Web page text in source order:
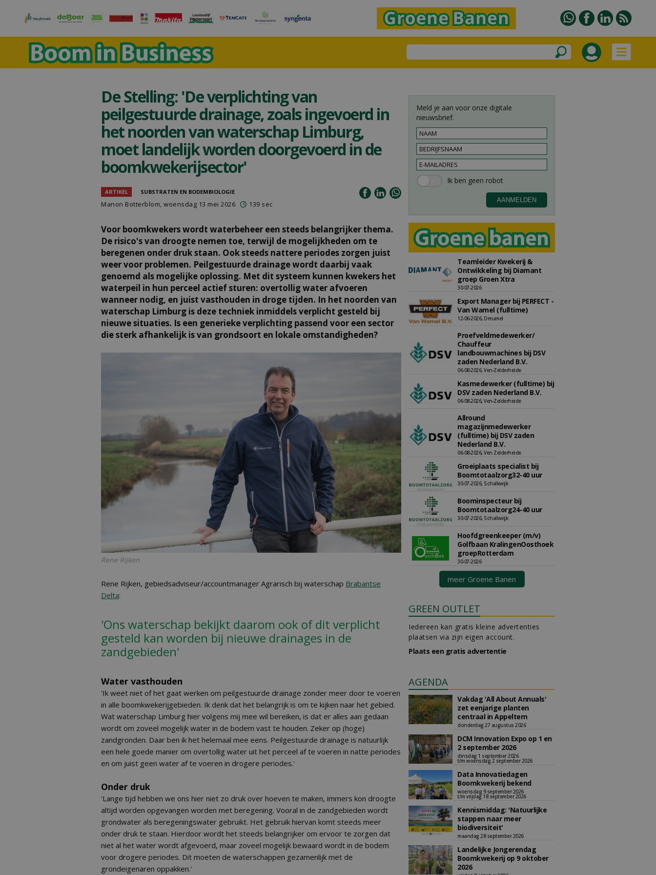
De Stelling: 'De verplichting van
peilgestuurde drainage, zoals ingevoerd in
het noorden van waterschap Limburg,
moet landelijk worden doorgevoerd in de
boomkwekerijsector'
ARTIKEL SUBSTRATEN EN BODEMBIOLOGIE
Manon Botterblom, woensdag 13 mei 2026 139 sec
Voor boomkwekers wordt waterbeheer een steeds belangrijker thema.
De risico's van droogte nemen toe, terwijl de mogelijkheden om te
beregenen onder druk staan. Ook steeds nattere periodes zorgen juist
weer voor problemen. Peilgestuurde drainage wordt daarbij vaak
genoemd als mogelijke oplossing. Met dit systeem kunnen kwekers het
waterpeil in hun perceel actief sturen: overtollig water afvoeren
wanneer nodig, en juist vasthouden in droge tijden. In het noorden van
waterschap Limburg is deze techniek inmiddels verplicht gesteld bij
nieuwe situaties. Is een generieke verplichting passend voor een sector
die sterk afhankelijk is van grondsoort en lokale omstandigheden?
Rene Rijken
Rene Rijken, gebiedsadviseur/accountmanager Agrarisch bij waterschap Brabantse
Delta:
'Ons waterschap bekijkt daarom ook of dit verplicht
gesteld kan worden bij nieuwe drainages in de
zandgebieden'
Water vasthouden
'Ik weet niet of het gaat werken om peilgestuurde drainage zonder meer door te voeren
in alle boomkwekerijgebieden. Ik denk dat het belangrijk is om te kijken naar het gebied.
Wat waterschap Limburg hier volgens mij mee wil bereiken, is dat er alles aan gedaan
wordt om zoveel mogelijk water in de bodem vast te houden. Zeker op (hoge)
zandgronden. Daar ben ik het helemaal mee eens. Peilgestuurde drainage is natuurlijk
een hele goede manier om overtollig water uit het perceel af te voeren in natte periodes
en om juist geen water af te voeren in drogere periodes.'
Onder druk
'Lange tijd hebben we ons hier niet zo druk over hoeven te maken, immers kon droogte
altijd worden opgevangen worden met beregening. Vooral in de zandgebieden wordt
grondwater als beregeningswater gebruikt. Het gebruik hiervan komt steeds meer
onder druk te staan. Hierdoor wordt het steeds belangrijker om ervoor te zorgen dat
niet al het water wordt afgevoerd, maar zoveel mogelijk bewaard wordt in de bodem
voor drogere periodes. Dit moeten de waterschappen gezamenlijk met de
grondeigenaren oppakken.'
Meld je aan voor onze digitale
nieuwsbrief.
Teamleider Kwekerij &
Ontwikkeling bij Diamant
groep Groen Xtra
30-07-2026
Export Manager bij PERFECT -
Van Wamel (fulltime)
12-06-2026, Dreumel
Proefveldmedewerker/
Chauffeur
landbouwmachines bij DSV
zaden Nederland B.V.
06-08-2026, Ven-Zelderheide
Kasmedewerker (fulltime) bij
DSV zaden Nederland B.V.
06-08-2026, Ven-Zelderheide
Allround
magazijnmedewerker
(fulltime) bij DSV zaden
Nederland B.V.
06-08-2026, Ven Zelderheide
Groeiplaats specialist bij
Boomtotaalzorg32-40 uur
30-07-2026, Schalkwijk
Boominspecteur bij
Boomtotaalzorg24-40 uur
30-07-2026, Schalkwijk
Hoofdgreenkeeper (m/v)
Golfbaan KralingenOosthoek
groepRotterdam
30-07-2026
meer Groene Banen
GREEN OUTLET
Iedereen kan gratis kleine advertenties
plaatsen via zijn eigen account.
Plaats een gratis advertentie
AGENDA
Vakdag 'All About Annuals'
zet eenjarige planten
centraal in Appeltern
donderdag 27 augustus 2026
DCM Innovation Expo op 1 en
2 september 2026
dinsdag 1 september 2026
t/m woensdag 2 september 2026
Data Innovatiedagen
Boomkwekerij bekend
woensdag 9 september 2026
t/m vrijdag 18 september 2026
Kennismiddag: 'Natuurlijke
stappen naar meer
biodiversiteit'
maandag 28 september 2026
Landelijke Jongerendag
Boomkwekerij op 9 oktober
2026